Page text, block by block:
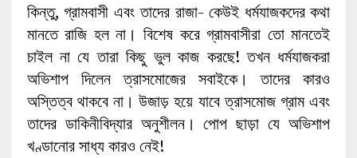
কিন্তু, গ্রামবাসী এবং তাদের রাজা- কেউই ধর্মযাজকদের কথা
মানতে রাজি হল না। বিশেষ করে গ্রামবাসীরা তো মানতেই
চাইল না যে তারা কিছু ভুল কাজ করছে! তখন ধর্মযাজকরা
অভিশাপ দিলেন ত্রাসমোজের সবাইকে। তাদের কারও
অস্তিত্ব থাকবে না। উজাড় হয়ে যাবে ত্রাসমোজ গ্রাম এবং
তাদের ডাকিনীবিদ্যার অনুশীলন। পোপ ছাড়া যে অভিশাপ
খণ্ডানোর সাধ্য কারও নেই!